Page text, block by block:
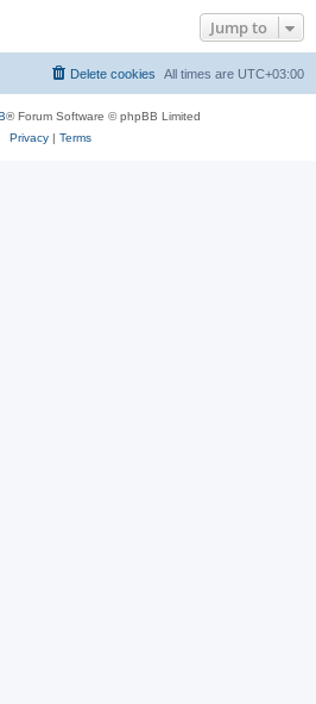
Jump to
All times are UTC+03:00
Delete cookies
® Forum Software © phpBB Limited
Privacy| Terms